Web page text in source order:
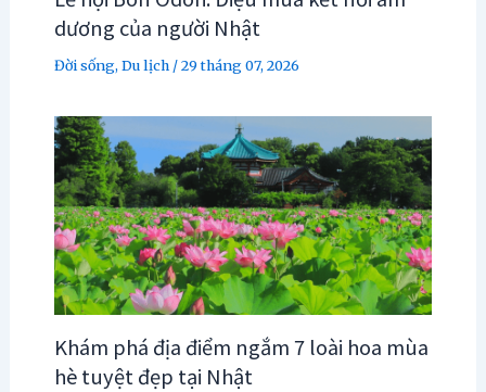
dương của người Nhật
Đời sống, Du lịch/29 tháng 07, 2026
Khám phá địa điểm ngắm 7 loài hoa mùa
hè tuyệt đẹp tại Nhật